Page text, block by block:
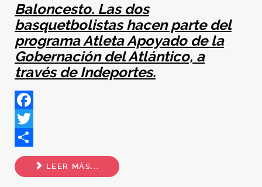
Baloncesto. Las dos
basquetbolistashacen parte del
programa Atleta Apoyado de la
Gobernación del Atlántico, a
través de Indeportes.
Facebook
Twitter
Share
LEER MÁS...